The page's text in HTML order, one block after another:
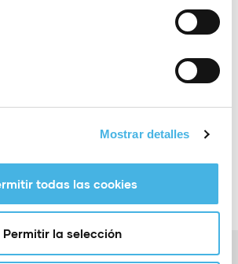
Mostrar detalles
todas las cookies
Permitir la selección